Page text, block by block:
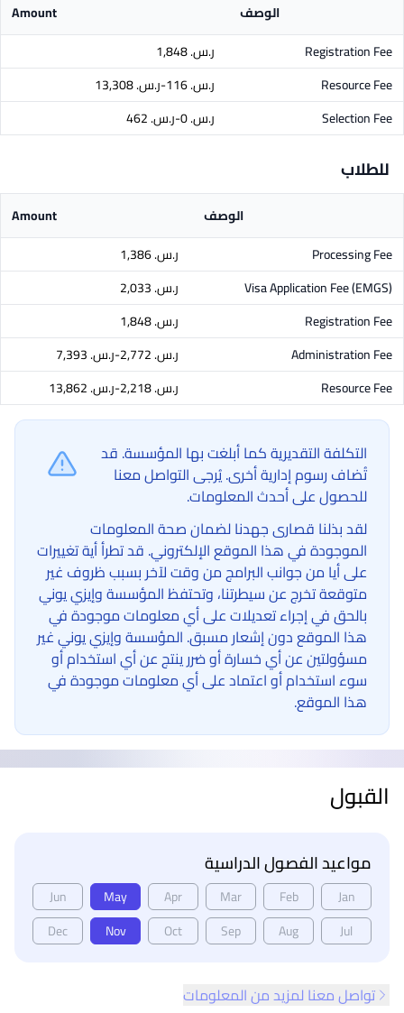
الوصف
Amount
Registration Fee
ر.س.‏ 1,848
Resource Fee
ر.س.‏ 116-ر.س.‏ 13,308
Selection Fee
ر.س.‏ 0-ر.س.‏ 462
للطلاب
الوصف
Amount
Processing Fee
ر.س.‏ 1,386
Visa Application Fee (EMGS)
ر.س.‏ 2,033
Registration Fee
ر.س.‏ 1,848
Administration Fee
ر.س.‏ 2,772-ر.س.‏ 7,393
Resource Fee
ر.س.‏ 2,218-ر.س.‏ 13,862
التكلفة التقديرية كما أبلغت بها المؤسسة. قد
تُضاف رسوم إدارية أخرى. يُرجى التواصل معنا
للحصول على أحدث المعلومات.
لقد بذلنا قصارى جهدنا لضمان صحة المعلومات
الموجودة في هذا الموقع الإلكتروني. قد تطرأ أية تغييرات
على أيا من جوانب البرامج من وقت لآخر بسبب ظروف غير
متوقعة تخرج عن سيطرتنا، وتحتفظ المؤسسة وإيزي يوني
بالحق في إجراء تعديلات على أي معلومات موجودة في
هذا الموقع دون إشعار مسبق. المؤسسة وإيزي يوني غير
مسؤولتين عن أي خسارة أو ضرر ينتج عن أي استخدام أو
سوء استخدام أو اعتماد على أي معلومات موجودة في
هذا الموقع.
القبول
مواعيد الفصول الدراسية
Jan
Feb
Mar
Apr
May
Jun
Jul
Aug
Sep
Oct
Nov
Dec
تواصل معنا لمزيد من المعلومات